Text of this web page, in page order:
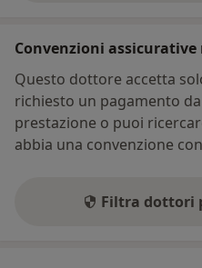
Convenzioni
Questo dottore accetta
richiesto un pagamento
prestazione o puoi
abbia una convenzione
Filtra dottori